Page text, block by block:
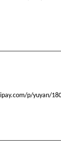
p/yuyan/